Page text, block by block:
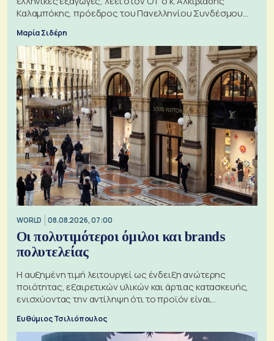
Καλαμπόκης, πρόεδρος του Πανελληνίου Συνδέσμου
Μαρία Σιδέρη
WORLD 08.08.2026, 07:00
Οι πολυτιμότεροι όμιλοι και brands
πολυτελείας
Η αυξημένη τιμή λειτουργεί ως ένδειξη ανώτερης
ποιότητας, εξαιρετικών υλικών και άρτιας κατασκευής,
ενισχύοντας την αντίληψη ότι το προϊόν είναι
Ευθύμιος Τσιλιόπουλος